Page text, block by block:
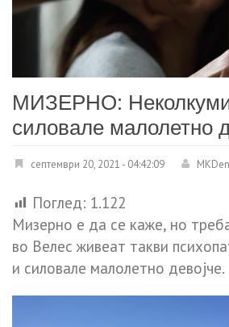
МИЗЕРНО:
силовале малолетно
септември 20, 2021 - 04:42:09
Поглед: 1.122
Мизерно е да се каже, но
во Велес живеат такви
и силовале малолетно девојче.